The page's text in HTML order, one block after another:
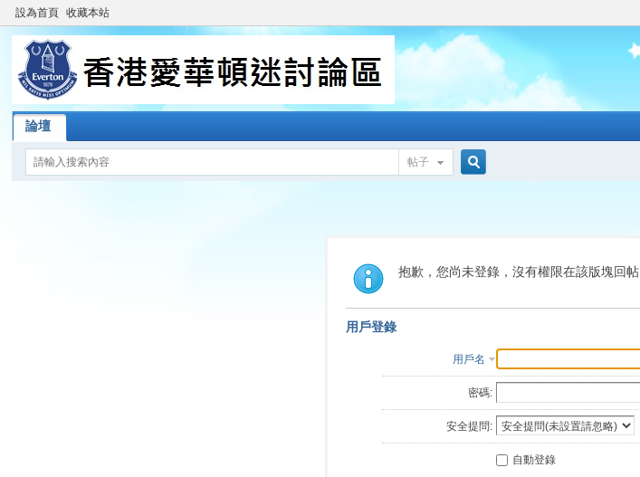
設為首頁 收藏本站
論壇
帖子
索
抱歉，您尚未登錄，沒有權限在該版塊回帖
用戶登錄
用戶名
密碼:
安全提問:
自動登錄